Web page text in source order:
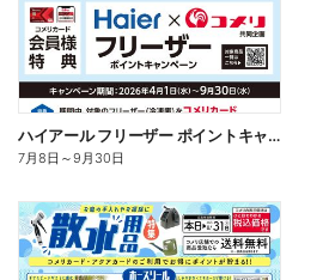
ハイアール フリーザー ポイントキャンペーン
7月8日 ～9月30日